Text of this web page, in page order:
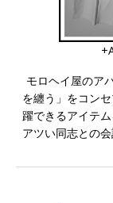
モロヘイ屋のア
を纏う」をコン
躍できるアイテ
アツい同志との